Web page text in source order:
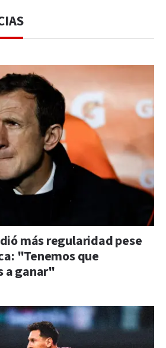
más regularidad pese
"Tenemos que
a ganar"